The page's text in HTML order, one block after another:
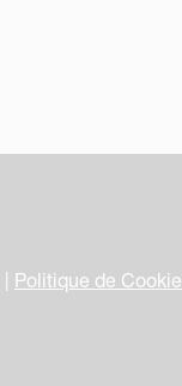
Politique de